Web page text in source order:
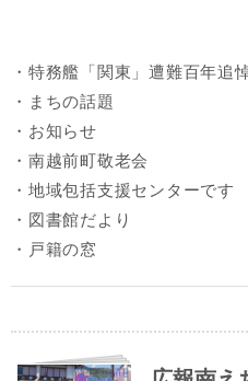
・特務艦「関東」遭難百年追
・まちの話題
・お知らせ
・南越前町敬老会
・地域包括支援センターです
・図書館だより
・戸籍の窓